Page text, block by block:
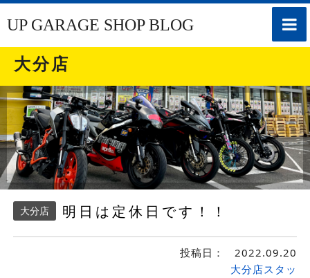
toggle
UP GARAGE SHOP BLOG
大分店
大分店 明日は定休日です！！
投稿日： 2022.09.20
大分店スタッ